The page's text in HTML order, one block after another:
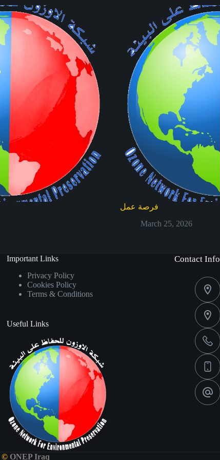
فرصة عمل
March 25, 2026
Important Links
Privacy Policy
Cookies Policy
Terms & Conditions
Useful Links
Contact Info
©ONEP Iraq